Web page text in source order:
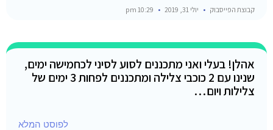
קבוצת הפייסבוק יולי 31, 2019
אהלן! בעלי ואני מתכננים לסוע לסיני לכחמישה ימים,
שנינו עם 2 כוכבי צלילה ומתכננים לפחות 3 ימים של
צלילות ויום…
לפוסט המלא